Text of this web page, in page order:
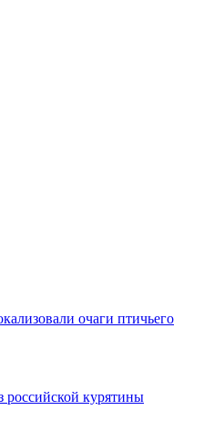
очаги птичьего
российской курятины